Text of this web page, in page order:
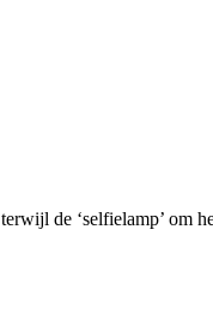
terwijl de ‘selfielamp’ om